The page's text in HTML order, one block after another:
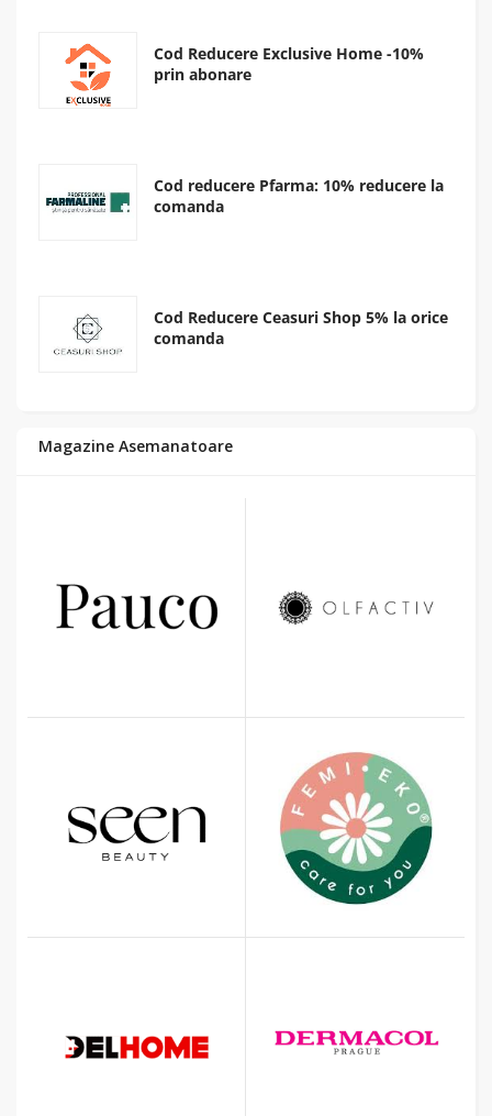
Cod Reducere Exclusive Home -10%
prin abonare
Cod reducere Pfarma: 10% reducere la
comanda
Cod Reducere Ceasuri Shop 5% la orice
comanda
Magazine Asemanatoare